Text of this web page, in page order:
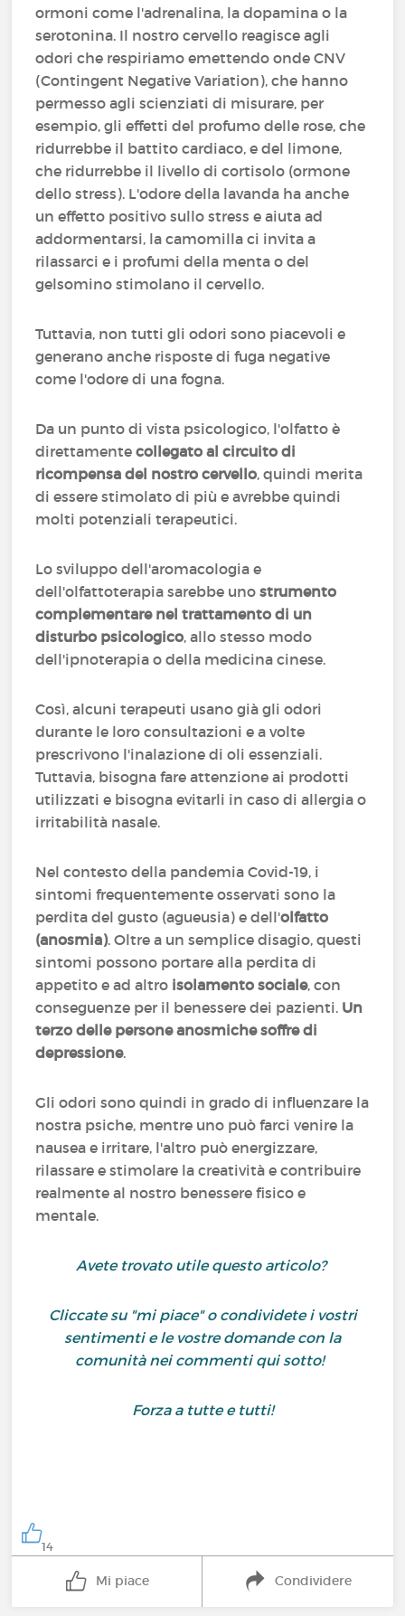
ormoni come l'adrenalina, la dopamina o la
serotonina. Il nostro cervello reagisce agli
odori che respiriamo emettendo onde CNV
(Contingent Negative Variation), che hanno
permesso agli scienziati di misurare, per
esempio, gli effetti del profumo delle rose, che
ridurrebbe il battito cardiaco, e del limone,
che ridurrebbe il livello di cortisolo (ormone
dello stress). L'odore della lavanda ha anche
un effetto positivo sullo stress e aiuta ad
addormentarsi, la camomilla ci invita a
rilassarci e i profumi della menta o del
gelsomino stimolano il cervello.
Tuttavia, non tutti gli odori sono piacevoli e
generano anche risposte di fuga negative
come l'odore di una fogna.
Da un punto di vista psicologico, l'olfatto è
direttamentecollegato al circuito di
ricompensa del nostro cervello, quindi merita
di essere stimolato di più e avrebbe quindi
molti potenziali terapeutici.
Lo sviluppo dell'aromacologia e
dell'olfattoterapia sarebbe unostrumento
complementare nel trattamento di un
disturbo psicologico, allo stesso modo
dell'ipnoterapia o della medicina cinese.
Così, alcuni terapeuti usano già gli odori
durante le loro consultazioni e a volte
prescrivono l'inalazione di oli essenziali.
Tuttavia, bisogna fare attenzione ai prodotti
utilizzati e bisogna evitarli in caso di allergia o
irritabilità nasale.
Nel contesto della pandemia Covid-19, i
sintomi frequentemente osservati sono la
perdita del gusto (agueusia) e dell'olfatto
(anosmia). Oltre a un semplice disagio, questi
sintomi possono portare alla perdita di
appetito e ad altro isolamento sociale, con
conseguenze per il benessere dei pazienti. Un
terzo delle persone anosmiche soffre di
depressione.
Gli odori sono quindi in grado di influenzare la
nostra psiche, mentre uno può farci venire la
nausea e irritare, l'altro può energizzare,
rilassare e stimolare la creatività e contribuire
realmente al nostro benessere fisico e
mentale.
Avete trovato utile questo articolo?
Cliccate su "mi piace" o condividete i vostri
sentimenti e le vostre domande con la
comunità nei commenti qui sotto!
Forza a tutte e tutti!
14
Mi piace Condividere